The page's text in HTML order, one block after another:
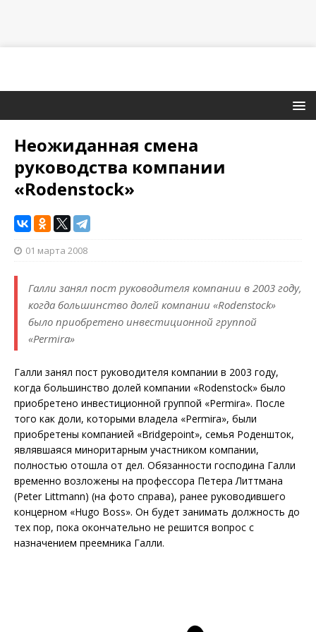
Неожиданная смена
руководства компании
«Rodenstock»
01 марта 2008
Галли занял пост руководителя компании в 2003 году,
когда большинство долей компании «Rodenstock»
было приобретено инвестиционной группой
«Permira»
Галли занял пост руководителя компании в 2003 году,
когда большинство долей компании «Rodenstock» было
приобретено инвестиционной группой «Permira». После
того как доли, которыми владела «Permira», были
приобретены компанией «Bridgepoint», семья Роденшток,
являвшаяся миноритарным участником компании,
полностью отошла от дел. Обязанности господина Галли
временно возложены на профессора Петера Литтмана
(Peter Littmann) (на фото справа), ранее руководившего
концерном «Hugo Boss». Он будет занимать должность до
тех пор, пока окончательно не решится вопрос с
назначением преемника Галли.